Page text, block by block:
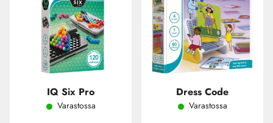
IQ Six Pro
Varastossa
Dress Code
Varastossa